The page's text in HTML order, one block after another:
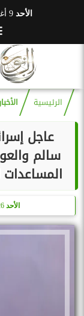
الأحد 9 أغسطس 2026
الرئيسية
عاجل
المساعدات
الأحد 26 أكتوبر 2025